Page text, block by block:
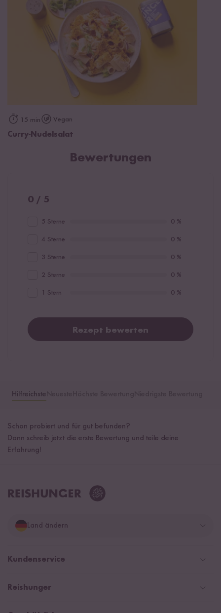
15 min Vegan
Curry-Nudelsalat
Bewertungen
0 / 5
5 Sterne 0 %
4 Sterne 0 %
3 Sterne 0 %
2 Sterne 0 %
1 Stern 0 %
Rezept bewerten
Hilfreichste
Schon probiert und für gut befunden?
Dann schreib jetzt die erste Bewertung und teile deine
Erfahrung!
Land ändern
Deutschland
Kundenservice
Help Center & FAQ
Reishunger